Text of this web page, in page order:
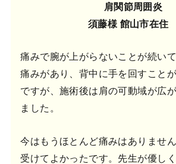
肩関節周囲炎
須藤様 館山市在住
痛みで腕が上がらないことが続い
痛みがあり、背中に手を回すこと
ですが、施術後は肩の可動域が広
ました。
今はもうほとんど痛みはありませ
受けてよかったです。先生が優し